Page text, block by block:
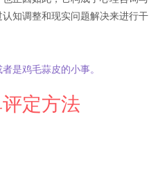
知调整和现实问题解决来进行干
是鸡毛蒜皮的小事。
定方法